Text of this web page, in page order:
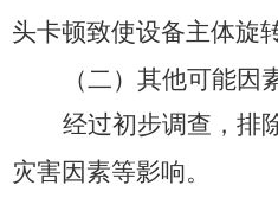
头卡顿致使设备主体旋转
（二）其他可能因
经过初步调查，排
灾害因素等影响。